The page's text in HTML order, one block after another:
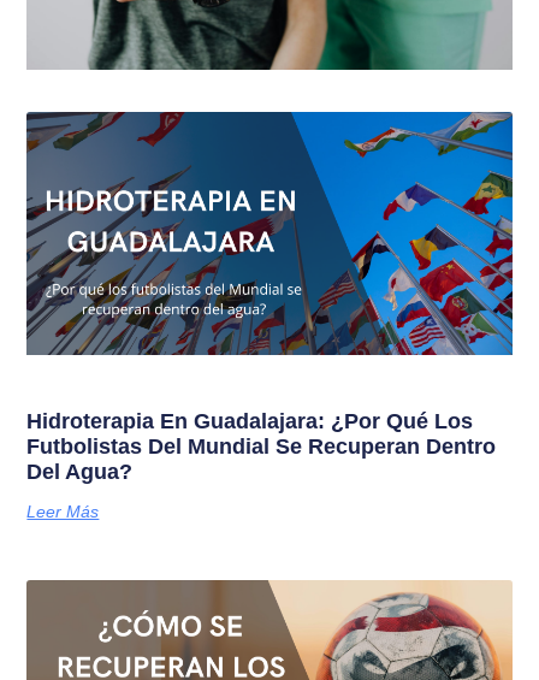
Hidroterapia En Guadalajara: ¿Por Qué Los
Futbolistas Del Mundial Se Recuperan Dentro
Del Agua?
Leer Más